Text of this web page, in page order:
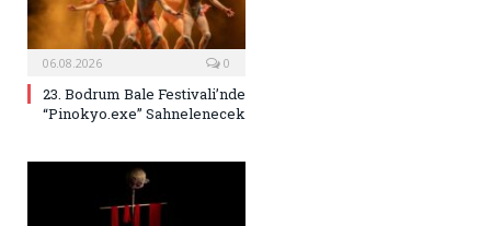
06.08.2026 0
23. Bodrum Bale Festivali’nde
“Pinokyo.exe” Sahnelenecek